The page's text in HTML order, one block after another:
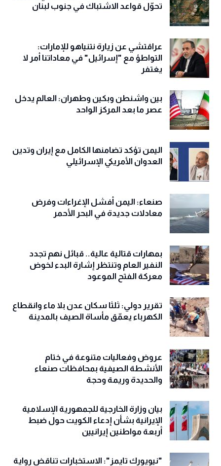
تحوّل قواعد الاشتباك في جنوب لبنان
عراقتشي عن زيارة نتنياهو للإمارات:
التواطؤ مع "إسرائيل" في معاداتنا أمر لا
يغتفر
بين واشنطن وبكين وطهران: العالم يدخل
عصر ما بعد المركز الواحد
اليمن تؤكد تضامنها الكامل مع إيران وتدين
العدوان الأمريكي الإسرائيلي
صنعاء: اليمن أفشل الإغراءات وفرض
معادلات جديدة في البحر الأحمر
بمهارات قتالية عالية.. قبائل نهم تجدد
النفير العام وتنتظر إشارة البدء لخوض
معركة الفتح الموعود
تقرير دولي: ثلثا سكان عدن بلا ماء وانقطاع
الكهرباء يعمّق مأساة الصيف بالمدينة
عروض وفعاليات متنوعة في ختام
الأنشطة الصيفية بمحافظات صنعاء
والحديدة وريمة وحجة
‏بيان وزارة الخارجية للجمهورية الإسلامية
الإيرانية بشأن إدعاء الكويت حول ضبط
أربعة مواطنين إيرانيين
"نيويورك تايمز": الاستخبارات تناقض رواية